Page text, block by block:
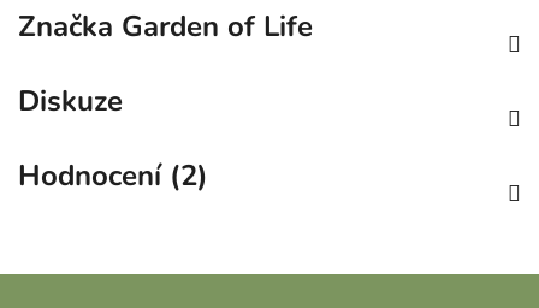
Značka Garden of Life
Diskuze
Hodnocení (2)